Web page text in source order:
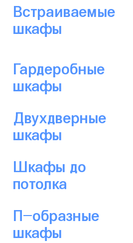
Встраиваемые
шкафы
Гардеробные
шкафы
Двухдверные
шкафы
Шкафы до
потолка
П-образные
шкафы